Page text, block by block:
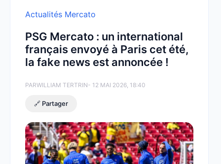
Actualités Mercato
PSG Mercato : un international
français envoyé à Paris cet été,
la fake news est annoncée !
PARWILLIAM TERTRIN- 12 MAI 2026, 18:40
🔗 Partager